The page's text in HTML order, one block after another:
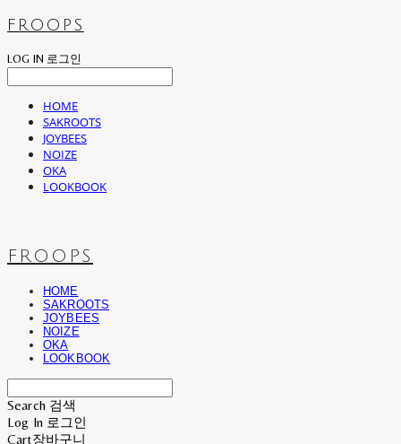
FROOPS
LOG IN 로그인
HOME
SAKROOTS
JOYBEES
NOIZE
OKA
LOOKBOOK
FROOPS
HOME
SAKROOTS
JOYBEES
NOIZE
OKA
LOOKBOOK
Search 검색
Log In 로그인
Cart장바구니